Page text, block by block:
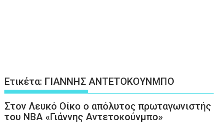
Ετικέτα: ΓΙΑΝΝΗΣ ΑΝΤΕΤΟΚΟΥΝΜΠΟ
Στον Λευκό Οίκο ο απόλυτος πρωταγωνιστής
του ΝΒΑ «Γιάννης Αντετοκούνμπο»